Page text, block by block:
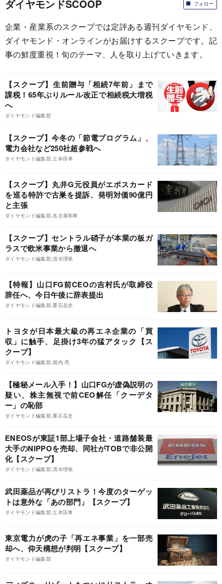
フォロー
ダイヤモンドSCOOP
企業・産業系のスクープでは定評ある週刊ダイヤモンド、
ダイヤモンド・オンラインがお届けするスクープです。記
事の鮮度重視！旬のテーマ、人を取り上げていきます。
【スクープ】生前贈与「相続7年前」まで
課税！65年ぶりルール改正で相続税大増税
へ
ダイヤモンド編集部
【スクープ】今冬の「節電プログラム」、
電力会社など250社超参戦へ
ダイヤモンド編集部,土本匡孝
【スクープ】丸井G元役員がエポスカード
を巡る特許で古巣を提訴、発明対価90億円
と主張
ダイヤモンド編集部,名古屋和希
【スクープ】セントラル硝子が本業の板ガ
ラスで欧米事業から撤退へ
ダイヤモンド編集部,清水理裕
【特報】山口FG前CEOの吉村氏が取締役
辞任へ、今日午後に辞表提出
ダイヤモンド編集部,重石岳史
トヨタが日本最大級の再エネ企業の「買
収」に触手、足掛け3年の猛アタック【ス
クープ】
ダイヤモンド編集部,堀内 亮
【極秘メール入手！】山口FGが虚偽説明の
疑い、株主無視で前CEO解任「クーデタ
ー」の恥部
ダイヤモンド編集部,重石岳史
ENEOSが東証1部上場子会社・道路舗装最
大手のNIPPOを売却、同社がTOBで非公開
化【スクープ】
ダイヤモンド編集部,清水理裕
武田薬品が再びリストラ！今度のターゲッ
トは意外な「あの部門」【スクープ】
ダイヤモンド編集部,土本匡孝
東京電力が虎の子「再エネ事業」を一部売
却へ、仰天構想が判明【スクープ】
ダイヤモンド編集部